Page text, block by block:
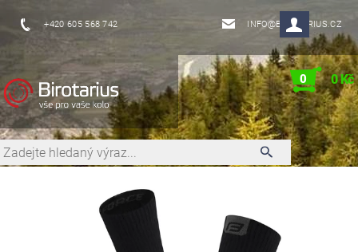
+420 605 568 742 INFO@BIROTARIUS.CZ
0 0 Kč